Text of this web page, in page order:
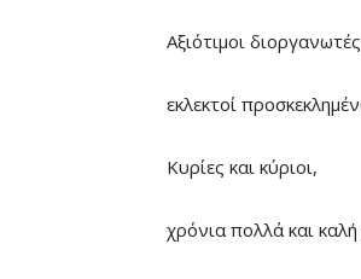
Αξιότιμοι
εκλεκτοί
Κυρίες και κύριοι,
χρόνια πολλά και